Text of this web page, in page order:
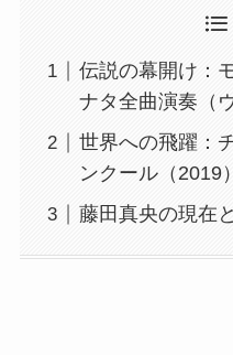
伝説の幕開け：
ナタ全曲演奏（
世界への飛躍：
ンクール（2019）
藤田真央の現在